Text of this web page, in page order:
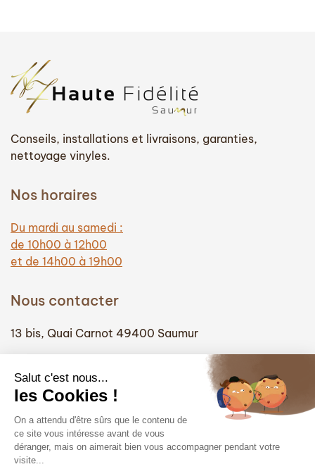
Conseils, installations et livraisons, garanties,
nettoyage vinyles.
Nos horaires
Du mardi au samedi :
de 10h00 à 12h00
et de 14h00 à 19h00
Nous contacter
13 bis, Quai Carnot 49400 Saumur
info@hautefidelite-saumur.com
Liens